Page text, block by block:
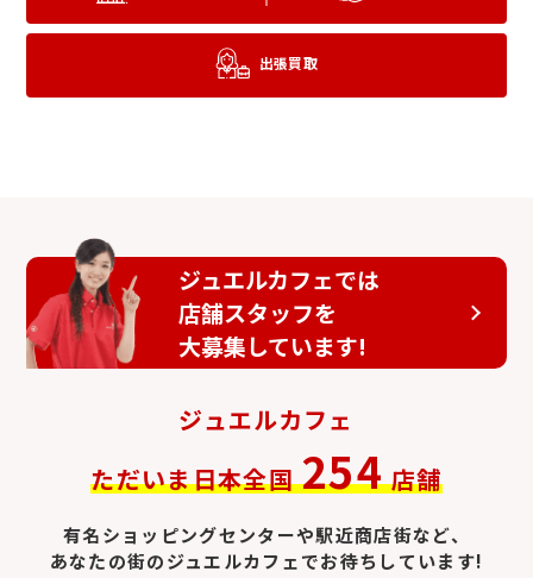
アイディアルカットダ
ブルーダイヤ 欠けているダイヤ
レーザードリル処理ダ
イヤ
曇っているダイヤ
出張買取
ジュエルカフェでは
店舗スタッフを
大募集しています!
ジュエルカフェ
ただいま日本全国 254 店舗
有名ショッピングセンターや駅近商店街など、
あなたの街のジュエルカフェでお待ちしています!